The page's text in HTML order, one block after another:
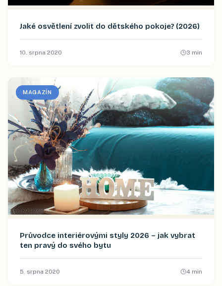
Jaké osvětlení zvolit do dětského pokoje? (2026)
10. srpna 2020 3 min
MAGAZÍN
Průvodce interiérovými styly 2026 – jak vybrat
ten pravý do svého bytu
5. srpna 2020 4 min